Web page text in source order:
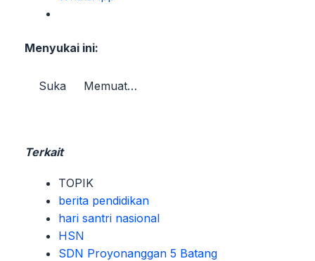
Menyukai ini:
Suka Memuat…
Terkait
TOPIK
berita pendidikan
hari santri nasional
HSN
SDN Proyonanggan 5 Batang